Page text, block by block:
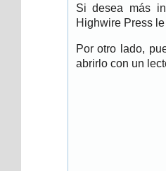
Si desea más
Highwire Press
Por otro lado,
abrirlo con un